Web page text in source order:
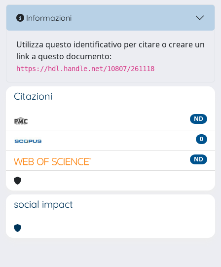
Informazioni
Utilizza questo identificativo per citare o creare un
link a questo documento:
https://hdl.handle.net/10807/261118
Citazioni
ND
0
ND
social impact